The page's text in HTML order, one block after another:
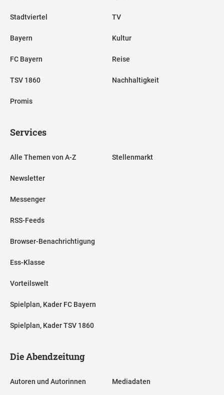
Stadtviertel
Bayern
FC Bayern
TSV 1860
Promis
TV
Kultur
Reise
Nachhaltigkeit
Services
Alle Themen von A-Z
Newsletter
Messenger
RSS-Feeds
Browser-Benachrichtigung
Ess-Klasse
Vorteilswelt
Spielplan, Kader FC Bayern
Spielplan, Kader TSV 1860
Stellenmarkt
Die Abendzeitung
Autoren und Autorinnen Mediadaten